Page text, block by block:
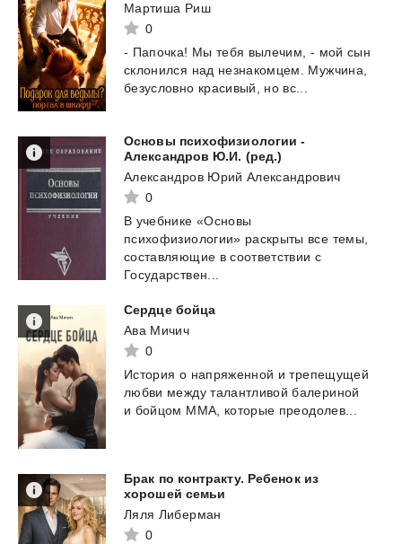
Мартиша Риш
0
- Папочка! Мы тебя вылечим, - мой сын
склонился над незнакомцем. Мужчина,
безусловно красивый, но вс...
Основы психофизиологии -
Александров Ю.И. (ред.)
Александров Юрий Александрович
0
В учебнике «Основы
психофизиологии» раскрыты все темы,
составляющие в соответствии с
Государствен...
Сердце бойца
Ава Мичич
0
История о напряженной и трепещущей
любви между талантливой балериной
и бойцом ММА, которые преодолев...
Брак по контракту. Ребенок из
хорошей семьи
Ляля Либерман
0